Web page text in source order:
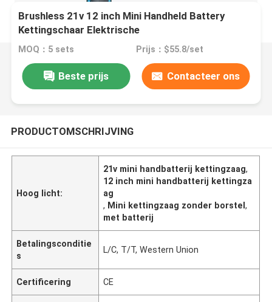
Brushless 21v 12 inch Mini Handheld Battery
Kettingschaar Elektrische
MOQ：5 sets Prijs：$55.8/set
Beste prijs Contacteer ons
PRODUCTOMSCHRIJVING
Hoog licht:
21v mini handbatterij kettingzaag,
12 inch mini handbatterij kettingza
ag
, Mini kettingzaag zonder borstel,
met batterij
Betalingsconditie
s
L/C, T/T, Western Union
Certificering CE